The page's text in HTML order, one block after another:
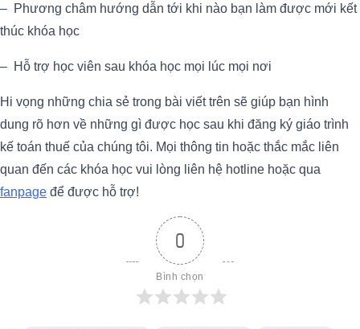
– Phương châm hướng dẫn tới khi nào bạn làm được mới kết
thúc khóa học
– Hỗ trợ học viên sau khóa học mọi lúc mọi nơi
Hi vọng những chia sẻ trong bài viết trên sẽ giúp bạn hình
dung rõ hơn về những gì được học sau khi đăng ký giáo trình
kế toán thuế của chúng tôi. Mọi thông tin hoặc thắc mắc liên
quan đến các khóa học vui lòng liên hệ hotline hoặc qua
fanpage để được hỗ trợ!
0
Bình chọn